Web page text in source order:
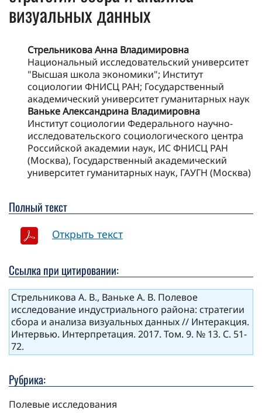
визуальных данных
Стрельникова Анна Владимировна
Национальный исследовательский университет
"Высшая школа экономики"; Институт
социологии ФНИСЦ РАН; Государственный
академический университет гуманитарных наук
Ваньке Александрина Владимировна
Институт социологии Федерального научно-
исследовательского социологического центра
Российской академии наук, ИС ФНИСЦ РАН
(Москва), Государственный академический
университет гуманитарных наук, ГАУГН (Москва)
Полный текст
Открыть текст
Ссылка при цитировании:
Стрельникова А. В., Ваньке А. В. Полевое
исследование индустриального района: стратегии
сбора и анализа визуальных данных // Интеракция.
Интервью. Интерпретация. 2017. Том. 9. № 13. С. 51-
72.
Рубрика:
Полевые исследования